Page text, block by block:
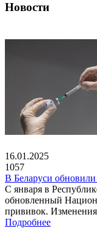
Новости
16.01.2025
1057
В Беларуси
С января в
обновленный
прививок. Изменения
Подробнее